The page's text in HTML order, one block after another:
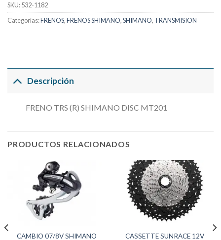
SKU:532-1182
Categorías:FRENOS,FRENOS SHIMANO,SHIMANO, TRANSMISION
Descripción
FRENO TRS (R) SHIMANO DISC MT201
PRODUCTOS RELACIONADOS
CAMBIO 07/8V SHIMANO CASSETTE SUNRACE 12V